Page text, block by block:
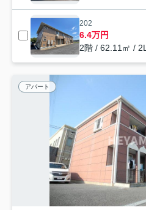
202
6.4万円
2階 / 62.11㎡ /
アパート